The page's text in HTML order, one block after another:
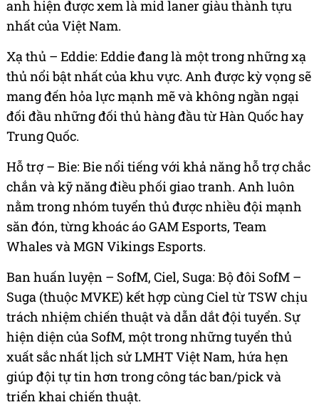
anh hiện được xem là mid laner giàu thành tựu
nhất của Việt Nam.
Xạ thủ – Eddie: Eddie đang là một trong những xạ
thủ nổi bật nhất của khu vực. Anh được kỳ vọng sẽ
mang đến hỏa lực mạnh mẽ và không ngần ngại
đối đầu những đối thủ hàng đầu từ Hàn Quốc hay
Trung Quốc.
Hỗ trợ – Bie: Bie nổi tiếng với khả năng hỗ trợ chắc
chắn và kỹ năng điều phối giao tranh. Anh luôn
nằm trong nhóm tuyển thủ được nhiều đội mạnh
săn đón, từng khoác áo GAM Esports, Team
Whales và MGN Vikings Esports.
Ban huấn luyện – SofM, Ciel, Suga: Bộ đôi SofM –
Suga (thuộc MVKE) kết hợp cùng Ciel từ TSW chịu
trách nhiệm chiến thuật và dẫn dắt đội tuyển. Sự
hiện diện của SofM, một trong những tuyển thủ
xuất sắc nhất lịch sử LMHT Việt Nam, hứa hẹn
giúp đội tự tin hơn trong công tác ban/pick và
triển khai chiến thuật.